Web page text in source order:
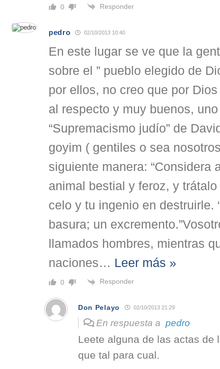
0 Responder
pedro 02/10/2013 10:40
En este lugar se ve que la
sobre el ” pueblo elegido de
por ellos, no creo que por
al respecto y muy buenos,
“Supremacismo judío” de
goyim ( gentiles o sea
siguiente manera: “Considera
animal bestial y feroz, y
celo y tu ingenio en destruirle.
basura; un
llamados hombres, mientras
naciones… Leer más »
0 Responder
Don Pelayo 02/10/2013 21:29
En respuesta a pedro
Leete alguna de las actas de
que tal para cual.